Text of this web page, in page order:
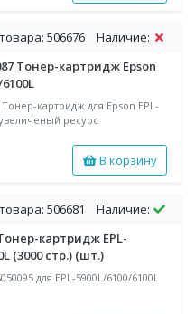
506676
Наличие:
Тонер-картридж Epson
Тонер-картридж для Epson EPL-
ресурс
В корзину
506681
Наличие:
картридж EPL-
(3000 стр.) (шт.)
для EPL-5900L/6100/6100L